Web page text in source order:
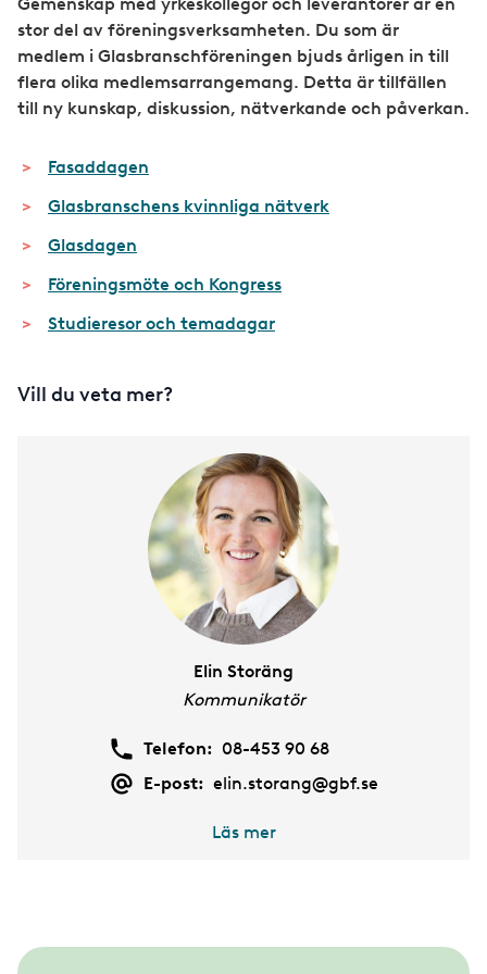
stor del av föreningsverksamheten. Du som är
medlem i Glasbranschföreningen bjuds årligen in till
flera olika medlemsarrangemang. Detta är tillfällen
till ny kunskap, diskussion, nätverkande och påverkan.
Fasaddagen
Glasbranschens kvinnliga nätverk
Glasdagen
Föreningsmöte och Kongress
Studieresor och temadagar
Vill du veta mer?
Elin Storäng
Kommunikatör
Telefon: 08-453 90 68
E-post: elin.storang@gbf.se
Läs mer